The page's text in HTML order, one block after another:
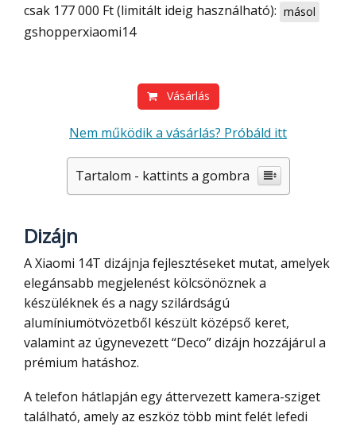
csak 177 000 Ft (limitált ideig használható): másol
gshopperxiaomi14
Vásárlás
Nem működik a vásárlás? Próbáld itt
Tartalom - kattints a gombra
Dizájn
A Xiaomi 14T dizájnja fejlesztéseket mutat, amelyek
elegánsabb megjelenést kölcsönöznek a
készüléknek és a nagy szilárdságú
alumíniumötvözetből készült középső keret,
valamint az úgynevezett “Deco” dizájn hozzájárul a
prémium hatáshoz.
A telefon hátlapján egy áttervezett kamera-sziget
található, amely az eszköz több mint felét lefedi